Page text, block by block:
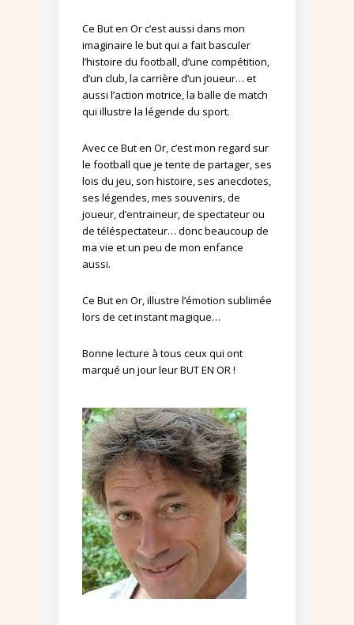
Ce But en Or c’est aussi dans mon
imaginaire le but qui a fait basculer
l’histoire du football, d’une compétition,
d’un club, la carrière d’un joueur… et
aussi l’action motrice, la balle de match
qui illustre la légende du sport.
Avec ce But en Or, c’est mon regard sur
le football que je tente de partager, ses
lois du jeu, son histoire, ses anecdotes,
ses légendes, mes souvenirs, de
joueur, d’entraineur, de spectateur ou
de téléspectateur… donc beaucoup de
ma vie et un peu de mon enfance
aussi.
Ce But en Or, illustre l’émotion sublimée
lors de cet instant magique…
Bonne lecture à tous ceux qui ont
marqué un jour leur BUT EN OR !